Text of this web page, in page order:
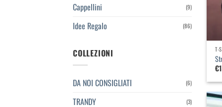
Cappellini (9)
Idee Regalo (86)
COLLEZIONI
DA NOI CONSIGLIATI (6)
TRANDY (3)
T-
€